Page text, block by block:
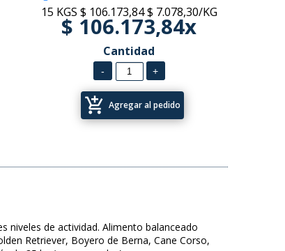
15 KGS $ 106.173,84$ 7.078,30/KG
$ 106.173,84x
Cantidad
add_shopping_cart Agregar al pedido
niveles de actividad. Alimento balanceado
Retriever, Boyero de Berna, Cane Corso,